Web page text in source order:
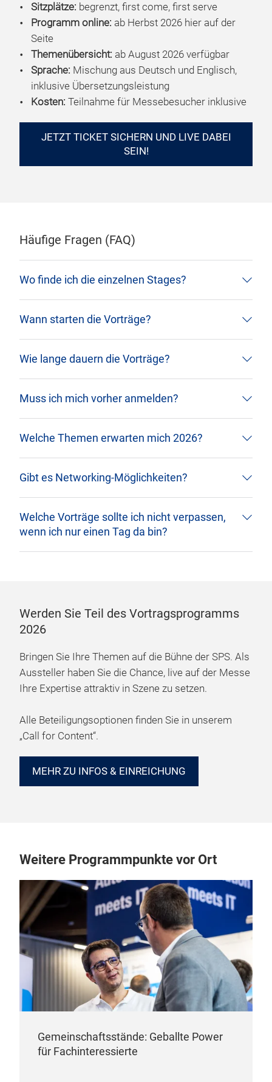
Sitzplätze: begrenzt, first come, first serve
Programm online: ab Herbst 2026 hier auf der
Seite
Themenübersicht: ab August 2026 verfügbar
Sprache: Mischung aus Deutsch und Englisch,
inklusive Übersetzungsleistung
Kosten: Teilnahme für Messebesucher inklusive
JETZT TICKET SICHERN UND LIVE DABEI
SEIN!
Häufige Fragen (FAQ)
Wo finde ich die einzelnen Stages?
Wann starten die Vorträge?
Wie lange dauern die Vorträge?
Muss ich mich vorher anmelden?
Welche Themen erwarten mich 2026?
Gibt es Networking‑Möglichkeiten?
Welche Vorträge sollte ich nicht verpassen,
wenn ich nur einen Tag da bin?
Werden Sie Teil des Vortragsprogramms
2026
Bringen Sie Ihre Themen auf die Bühne der SPS. Als
Aussteller haben Sie die Chance, live auf der Messe
Ihre Expertise attraktiv in Szene zu setzen.
Alle Beteiligungsoptionen finden Sie in unserem
„Call for Content“.
MEHR ZU INFOS & EINREICHUNG
Weitere Programmpunkte vor Ort
Gemeinschaftsstände: Geballte Power
für Fachinteressierte